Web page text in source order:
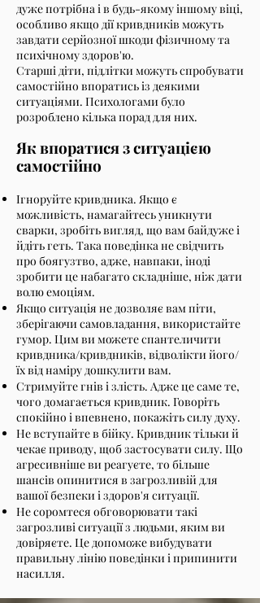
дуже потрібна і в будь-якому іншому віці,
особливо якщо дії кривдників можуть
завдати серйозної шкоди фізичному та
психічному здоров'ю.
Старші діти, підлітки можуть спробувати
самостійно впоратись із деякими
ситуаціями. Психологами було
розроблено кілька порад для них.
Як впоратися з ситуацією
самостійно
Ігноруйте кривдника. Якщо є
можливість, намагайтесь уникнути
сварки, зробіть вигляд, що вам байдуже і
йдіть геть. Така поведінка не свідчить
про боягузтво, адже, навпаки, іноді
зробити це набагато складніше, ніж дати
волю емоціям.
Якщо ситуація не дозволяє вам піти,
зберігаючи самовладання, використайте
гумор. Цим ви можете спантеличити
кривдника/кривдників, відволікти його/
їх від наміру дошкулити вам.
Стримуйте гнів і злість. Адже це саме те,
чого домагається кривдник. Говоріть
спокійно і впевнено, покажіть силу духу.
Не вступайте в бійку. Кривдник тільки й
чекає приводу, щоб застосувати силу. Що
агресивніше ви реагуєте, то більше
шансів опинитися в загрозливій для
вашої безпеки і здоров'я ситуації.
Не соромтеся обговорювати такі
загрозливі ситуації з людьми, яким ви
довіряєте. Це допоможе вибудувати
правильну лінію поведінки і припинити
насилля.